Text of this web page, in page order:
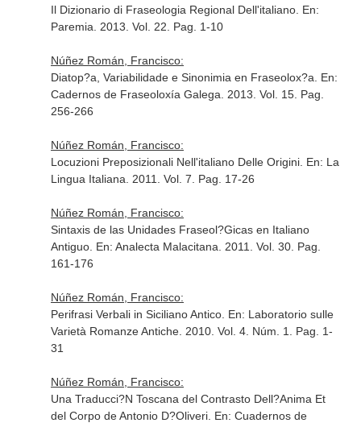
Il Dizionario di Fraseologia Regional Dell'italiano. En:
Paremia . 2013. Vol. 22. Pag. 1-10
Núñez Román, Francisco:
Diatop?a, Variabilidade e Sinonimia en Fraseolox?a. En:
Cadernos de Fraseoloxía Galega . 2013. Vol. 15. Pag.
256-266
Núñez Román, Francisco:
Locuzioni Preposizionali Nell'italiano Delle Origini. En: La
Lingua Italiana . 2011. Vol. 7. Pag. 17-26
Núñez Román, Francisco:
Sintaxis de las Unidades Fraseol?Gicas en Italiano
Antiguo. En: Analecta Malacitana . 2011. Vol. 30. Pag.
161-176
Núñez Román, Francisco:
Perifrasi Verbali in Siciliano Antico. En: Laboratorio sulle
Varietà Romanze Antiche. 2010. Vol. 4. Núm. 1. Pag. 1-
31
Núñez Román, Francisco:
Una Traducci?N Toscana del Contrasto Dell?Anima Et
del Corpo de Antonio D?Oliveri. En: Cuadernos de